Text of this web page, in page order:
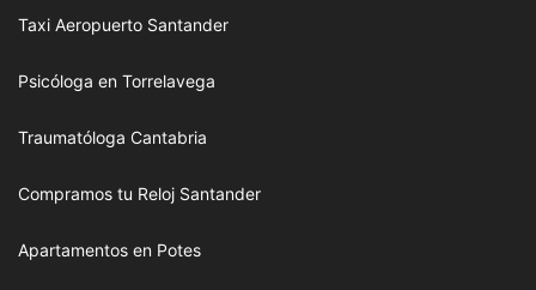
Taxi Aeropuerto Santander
Psicóloga en Torrelavega
Traumatóloga Cantabria
Compramos tu Reloj Santander
Apartamentos en Potes